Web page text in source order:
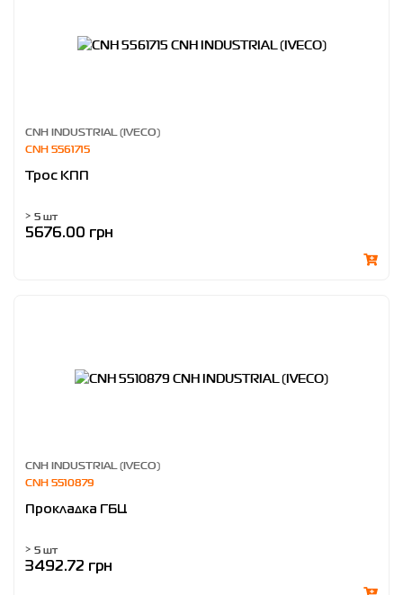
CNH INDUSTRIAL (IVECO)
CNH 5561715
Трос КПП
> 5 шт
5676.00 грн
CNH INDUSTRIAL (IVECO)
CNH 5510879
Прокладка ГБЦ
> 5 шт
3492.72 грн